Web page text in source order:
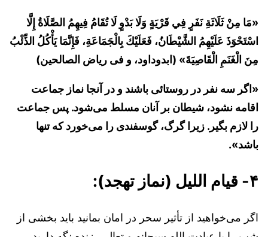
«‌مَا مِنْ ثَلَاثَةِ نَفَرٍ فِي قَرْيَةٍ وَلَا بَدْوٍ لَا تُقَامُ فِيهِمُ الصَّلَاةُ إِلَّا
اسْتَحْوَذَ عَلَيْهِمُ الشَّيْطَانُ، فَعَلَيْكَ بِالْجَمَاعَةِ، فَإِنَّمَا يَأْكُلُ الذِّئْبُ
مِنَ الْغَنَمِ الْقَاصِيَةَ» (ابدوداود، و فی ریاض الصالحین)
«اگر سه نفر در روستائی باشند و در آنجا نماز جماعت
اقامه نشود، شیطان بر آنان مسلط می‌شود. پس جماعت
را لازم بگیر. زیرا گرگ، گوسفندی را می‌خورد که تنها
باشد».
۴- قیام اللیل (نماز تهجد):
اگر می‌خواهید از تأثیر سحر در امان بمانید باید بخشی از